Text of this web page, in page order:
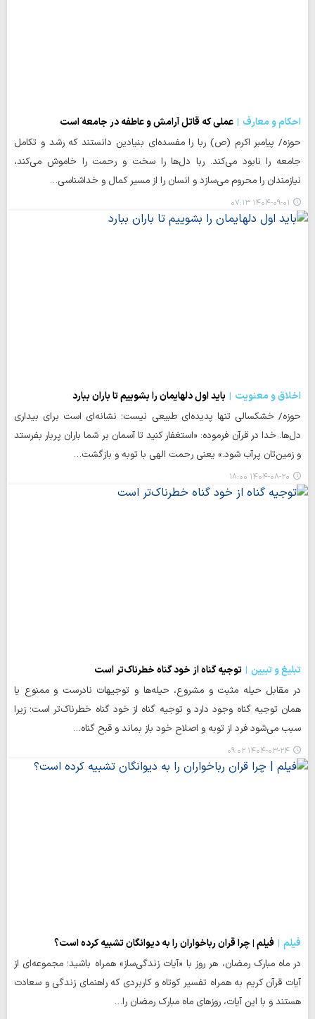
احکام و معارف
عملی که قاتل آرامش و عاطفه در جامعه است
حوزه/ پیامبر اکرم (ص) ربا را مفسده‌ای بنیادین دانستند که رشد و تکامل
جامعه را نابود می‌کند. ربا دل‌ها را سخت و رحمت را خاموش می‌کند،
نیازمندان را محروم می‌سازد و انسان را از مسیر کمال و خداشناسی…
۱۴۰۴-۰۹-۰۱ ۰۷:۱۳
اخلاق و معنویت
باید اول دلهایمان را بشوییم تا باران ببارد
حوزه/ خشکسالی تنها پدیده‌ای طبیعی نیست؛ نشانه‌ای است برای بیداری
دل‌ها. خدا در قرآن فرموده: «استغفار کنید تا آسمان بر شما باران پربار بفرستد
و زمین‌تان پرآب شود.» یعنی رحمت الهی با توبه و بازگشت…
۱۴۰۴-۰۸-۲۰ ۱۸:۰۰
تبلیغ و تبیین
توجیه گناه از خود گناه خطرناک‌تر است
در مقابل حیله مثبت و مشروع، حیله‌ها و توجیهات نادرست و ممنوع یا
همان توجیه گناه وجود دارد و توجیه گناه از خود گناه خطرناک‌تر است؛ زیرا
سبب می‌شود فرد از توبه و اصلاح خود باز بماند و قبح گناه…
۱۴۰۴-۰۳-۲۴ ۰۹:۰۲
فیلم
فیلم | چرا قران رباخواران را به دیوانگان تشبیه کرده است؟
در ماه مبارک رمضان، هر روز با «آیات زندگی‌ساز» همراه باشید؛ مجموعه‌ای از
آیات قرآن کریم به همراه تفسیر کوتاه و کاربردی که راهنمای زندگی و سعادت
هستند و با این آیات، روزهای ماه مبارک رمضان را…